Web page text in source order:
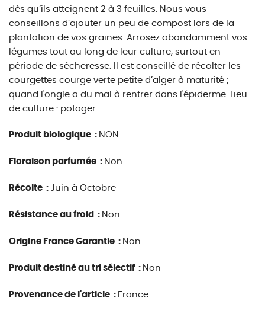
dès qu’ils atteignent 2 à 3 feuilles. Nous vous
conseillons d’ajouter un peu de compost lors de la
plantation de vos graines. Arrosez abondamment vos
légumes tout au long de leur culture, surtout en
période de sécheresse. Il est conseillé de récolter les
courgettes courge verte petite d’alger à maturité ;
quand l'ongle a du mal à rentrer dans l'épiderme. Lieu
de culture : potager
Produit biologique : NON
Floraison parfumée : Non
Récolte : Juin à Octobre
Résistance au froid : Non
Origine France Garantie : Non
Produit destiné au tri sélectif : Non
Provenance de l'article : France